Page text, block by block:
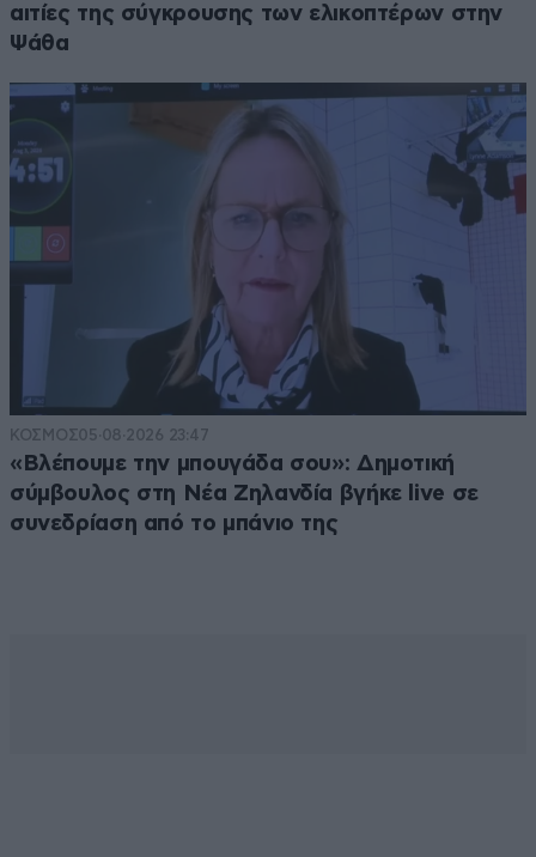
αιτίες της σύγκρουσης των ελικοπτέρων στην
Ψάθα
ΚΟΣΜΟΣ05·08·2026 23:47
«Βλέπουμε την μπουγάδα σου»: Δημοτική
σύμβουλος στη Νέα Ζηλανδία βγήκε live σε
συνεδρίαση από το μπάνιο της